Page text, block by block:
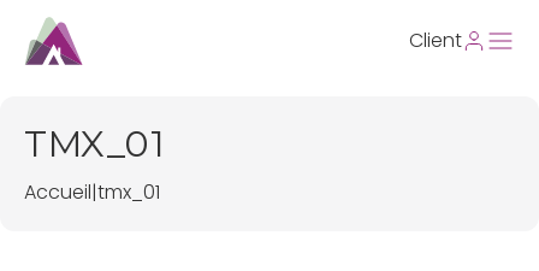
Client
TMX_01
Accueil|tmx_01